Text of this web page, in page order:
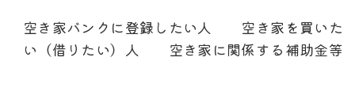
空き家バンクに登録したい人
空き家を買いた
い（借りたい）人
空き家に関係する補助金等